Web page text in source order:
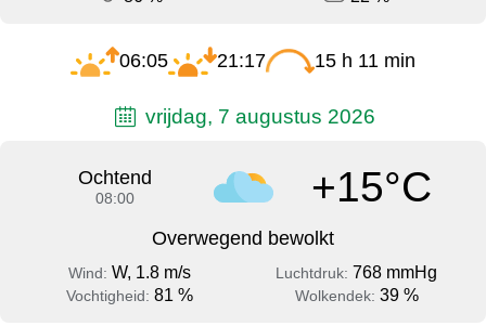
06:05 21:17 15 h 11 min
vrijdag, 7 augustus 2026
Ochtend
08:00 +15°C
Overwegend bewolkt
Wind: W, 1.8 m/s Luchtdruk: 768 mmHg
Vochtigheid: 81 % Wolkendek: 39 %